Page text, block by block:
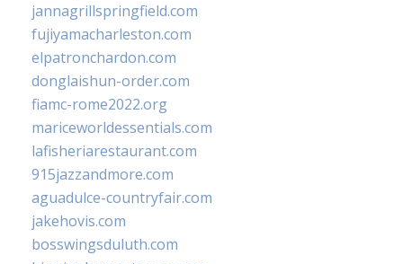
jannagrillspringfield.com
fujiyamacharleston.com
elpatronchardon.com
donglaishun-order.com
fiamc-rome2022.org
mariceworldessentials.com
lafisheriarestaurant.com
915jazzandmore.com
aguadulce-countryfair.com
jakehovis.com
bosswingsduluth.com